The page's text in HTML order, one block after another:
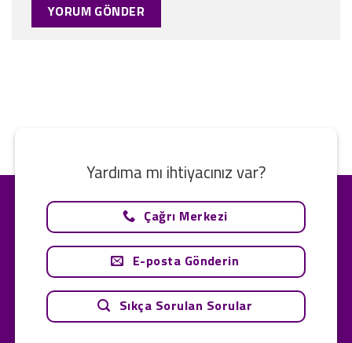
Yardıma mı ihtiyacınız var?
Çağrı Merkezi
E-posta Gönderin
Sıkça Sorulan Sorular